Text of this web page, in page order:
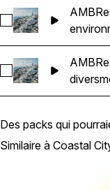
Sélectionnez
Sélectionnez divers
Des packs qui
Similaire à Coastal